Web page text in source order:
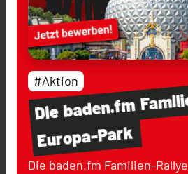
Diebaden.fm
Europa-Park
#Aktion
Die baden.fm Familien-